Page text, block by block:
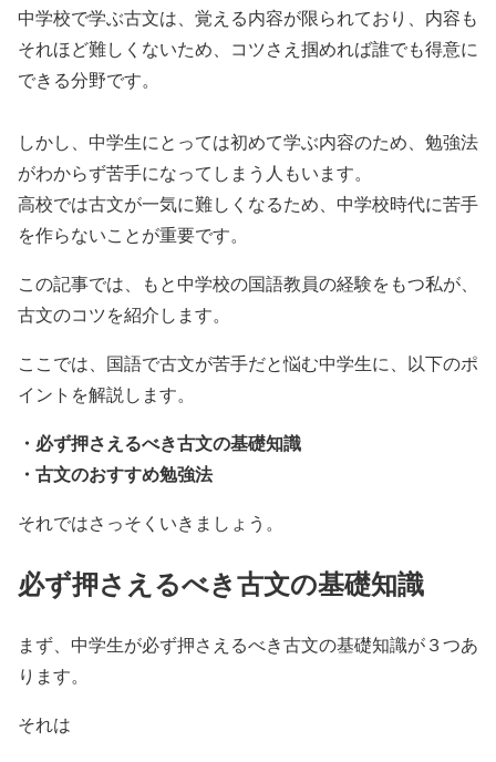
中学校で学ぶ古文は、覚える内容が限られており、内容も
それほど難しくないため、コツさえ掴めれば誰でも得意に
できる分野です。
しかし、中学生にとっては初めて学ぶ内容のため、勉強法
がわからず苦手になってしまう人もいます。
高校では古文が一気に難しくなるため、中学校時代に苦手
を作らないことが重要です。
この記事では、もと中学校の国語教員の経験をもつ私が、
古文のコツを紹介します。
ここでは、国語で古文が苦手だと悩む中学生に、以下のポ
イントを解説します。
・必ず押さえるべき古文の基礎知識
・古文のおすすめ勉強法
それではさっそくいきましょう。
必ず押さえるべき古文の基礎知識
まず、中学生が必ず押さえるべき古文の基礎知識が３つあ
ります。
それは